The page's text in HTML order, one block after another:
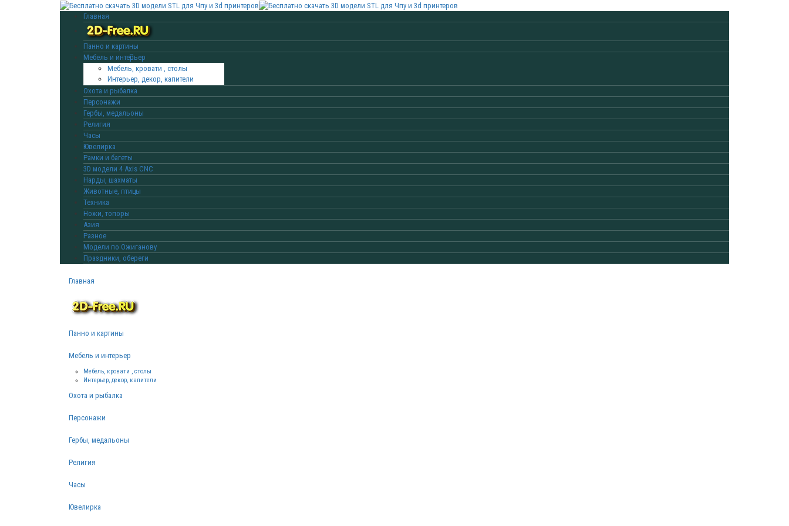
Главная
Панно и картины
Мебель и интерьер
Мебель, кровати , столы
Интерьер, декор, капители
Охота и рыбалка
Персонажи
Гербы, медальоны
Религия
Часы
Ювелирка
Рамки и багеты
3D модели 4 Axis CNC
Нарды, шахматы
Животные, птицы
Техника
Ножи, топоры
Азия
Разное
Модели по Ожиганову
Праздники, обереги
Главная
Панно и картины
Мебель и интерьер
Мебель, кровати , столы
Интерьер, декор, капители
Охота и рыбалка
Персонажи
Гербы, медальоны
Религия
Часы
Ювелирка